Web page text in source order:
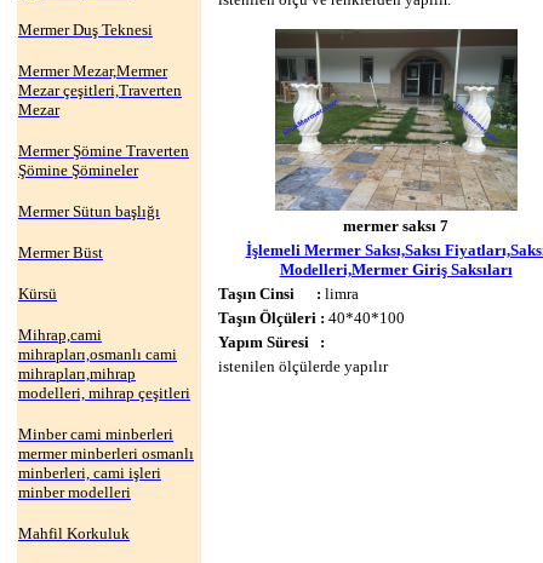
Mermer Duş Teknesi
Mermer Mezar,Mermer
Mezar çeşitleri,Traverten
Mezar
Mermer Şömine Traverten
Şömine Şömineler
Mermer Sütun başlığı
Mermer Büst
Kürsü
Mihrap,cami
mihrapları,osmanlı cami
mihrapları,mihrap
modelleri, mihrap çeşitleri
Minber cami minberleri
mermer minberleri osmanlı
minberleri, cami işleri
minber modelleri
Mahfil Korkuluk
mermer saksı 7
İşlemeli Mermer Saksı,Saksı
Modelleri,Mermer Giriş Saksıları
Taşın Cinsi : limra
Taşın Ölçüleri : 40*40*100
Yapım Süresi :
istenilen ölçülerde yapılır